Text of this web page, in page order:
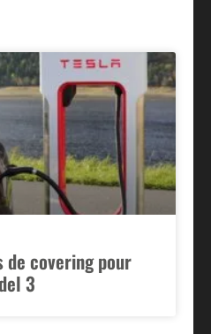
de covering pour
3